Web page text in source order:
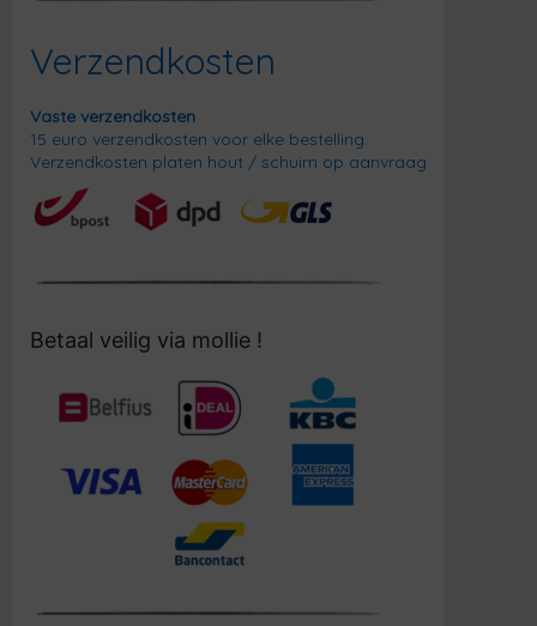
Verzendkosten
Vaste verzendkosten
15 euro verzendkosten voor elke bestelling.
Verzendkosten platen hout / schuim op aanvraag
Betaal veilig via mollie !